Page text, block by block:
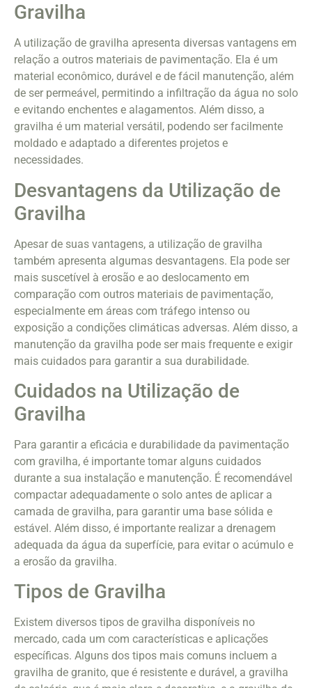
Gravilha
A utilização de gravilha apresenta diversas vantagens em
relação a outros materiais de pavimentação. Ela é um
material econômico, durável e de fácil manutenção, além
de ser permeável, permitindo a infiltração da água no solo
e evitando enchentes e alagamentos. Além disso, a
gravilha é um material versátil, podendo ser facilmente
moldado e adaptado a diferentes projetos e
necessidades.
Desvantagens da Utilização de
Gravilha
Apesar de suas vantagens, a utilização de gravilha
também apresenta algumas desvantagens. Ela pode ser
mais suscetível à erosão e ao deslocamento em
comparação com outros materiais de pavimentação,
especialmente em áreas com tráfego intenso ou
exposição a condições climáticas adversas. Além disso, a
manutenção da gravilha pode ser mais frequente e exigir
mais cuidados para garantir a sua durabilidade.
Cuidados na Utilização de
Gravilha
Para garantir a eficácia e durabilidade da pavimentação
com gravilha, é importante tomar alguns cuidados
durante a sua instalação e manutenção. É recomendável
compactar adequadamente o solo antes de aplicar a
camada de gravilha, para garantir uma base sólida e
estável. Além disso, é importante realizar a drenagem
adequada da água da superfície, para evitar o acúmulo e
a erosão da gravilha.
Tipos de Gravilha
Existem diversos tipos de gravilha disponíveis no
mercado, cada um com características e aplicações
específicas. Alguns dos tipos mais comuns incluem a
gravilha de granito, que é resistente e durável, a gravilha